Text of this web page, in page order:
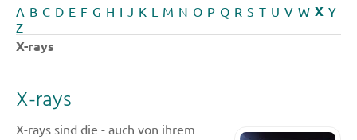
A B C D E F G H I J K L M N O P Q R S T U V W X Y
Z
X-rays
X-rays
X-rays sind die - auch von ihrem